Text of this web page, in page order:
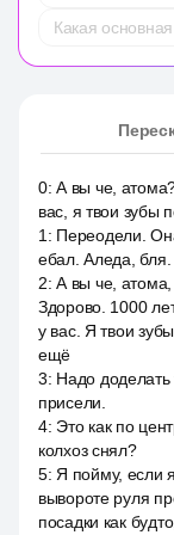
Какая
0:А вы че,
вас, я твои зубы
1 : Переодели.
ебал. Аледа, бля.
2:А вы че,
Здорово. 1000
у вас. Я твои
ещё
3: Надо доделать
присели.
4: Это как по
колхоз снял?
5: Я пойму, если
вывороте руля
посадки как